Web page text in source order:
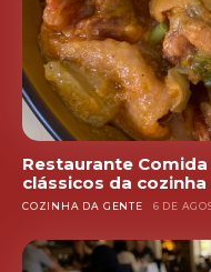
Restaurante
clássicos da
COZINHA DA GENTE 6 DE